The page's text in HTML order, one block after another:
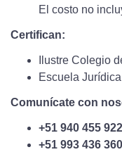
El costo no
Certifican:
Ilustre Colegio
Escuela
Comunícate con
+51 940 455 922
+51 993 436 360